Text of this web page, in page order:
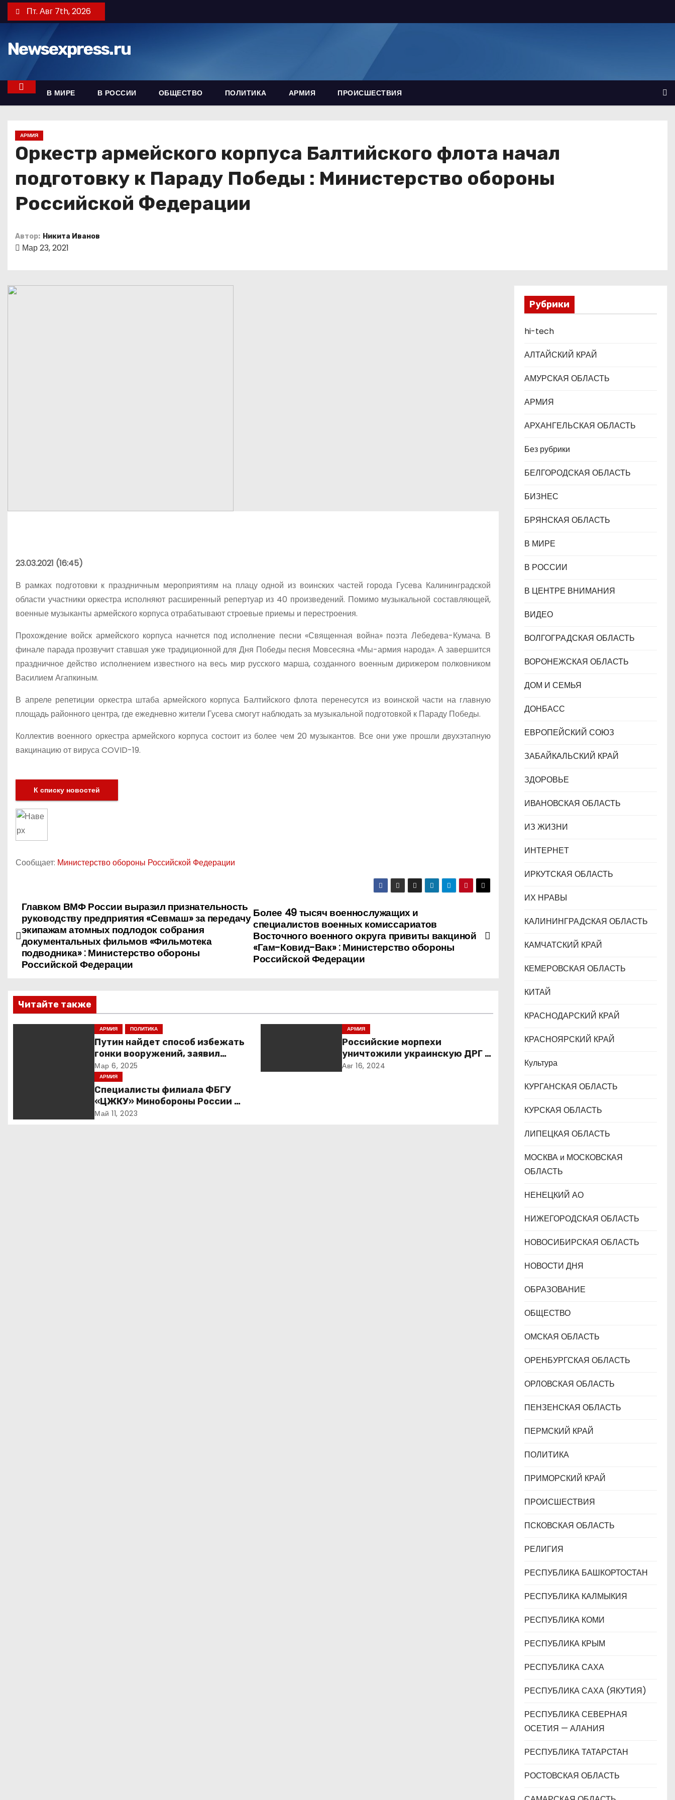
е
к
Пт. Авг 7th, 2026
Newsexpress.ru
В МИРЕ В РОССИИ ОБЩЕСТВО ПОЛИТИКА АРМИЯ ПРОИСШЕСТВИЯ
АРМИЯ
Оркестр армейского корпуса Балтийского флота начал
подготовку к Параду Победы : Министерство обороны
Российской Федерации
Автор: Никита Иванов
Мар 23, 2021
23.03.2021 (16:45)
В рамках подготовки к праздничным мероприятиям на плацу одной из воинских частей города Гусева Калининградской
области участники оркестра исполняют расширенный репертуар из 40 произведений. Помимо музыкальной составляющей,
военные музыканты армейского корпуса отрабатывают строевые приемы и перестроения.
Прохождение войск армейского корпуса начнется под исполнение песни «Священная война» поэта Лебедева-Кумача. В
финале парада прозвучит ставшая уже традиционной для Дня Победы песня Мовсесяна «Мы-армия народа». А завершится
праздничное действо исполнением известного на весь мир русского марша, созданного военным дирижером полковником
Василием Агапкиным.
В апреле репетиции оркестра штаба армейского корпуса Балтийского флота перенесутся из воинской части на главную
площадь районного центра, где ежедневно жители Гусева смогут наблюдать за музыкальной подготовкой к Параду Победы.
Коллектив военного оркестра армейского корпуса состоит из более чем 20 музыкантов. Все они уже прошли двухэтапную
вакцинацию от вируса COVID-19.
К списку новостей
Сообщает: Министерство обороны Российской Федерации
Н
а
в
и
г
а
о
Более 49 тысяч военнослужащих и
специалистов военных комиссариатов
Восточного военного округа привиты вакциной
«Гам-Ковид-Вак» : Министерство обороны
Российской Федерации
Главком ВМФ России выразил признательность
руководству предприятия «Севмаш» за передачу
экипажам атомных подлодок собрания
документальных фильмов «Фильмотека
подводника» : Министерство обороны
Российской Федерации
Читайте также
АРМИЯ ПОЛИТИКА
Путин найдет способ избежать
гонки вооружений, заявил
пресс-секретарь
Мар 6, 2025
АРМИЯ
Российские морпехи
уничтожили украинскую ДРГ в
Курской области
Авг 16, 2024
АРМИЯ
Специалисты филиала ФБГУ
«ЦЖКУ» Минобороны России по
ЦВО переведены в режим
Май 11, 2023
Рубрики
hi-tech
АЛТАЙСКИЙ КРАЙ
АМУРСКАЯ ОБЛАСТЬ
АРМИЯ
АРХАНГЕЛЬСКАЯ ОБЛАСТЬ
Без рубрики
БЕЛГОРОДСКАЯ ОБЛАСТЬ
БИЗНЕС
БРЯНСКАЯ ОБЛАСТЬ
В МИРЕ
В РОССИИ
В ЦЕНТРЕ ВНИМАНИЯ
ВИДЕО
ВОЛГОГРАДСКАЯ ОБЛАСТЬ
ВОРОНЕЖСКАЯ ОБЛАСТЬ
ДОМ И СЕМЬЯ
ДОНБАСС
ЕВРОПЕЙСКИЙ СОЮЗ
ЗАБАЙКАЛЬСКИЙ КРАЙ
ЗДОРОВЬЕ
ИВАНОВСКАЯ ОБЛАСТЬ
ИЗ ЖИЗНИ
ИНТЕРНЕТ
ИРКУТСКАЯ ОБЛАСТЬ
ИХ НРАВЫ
КАЛИНИНГРАДCКАЯ ОБЛАСТЬ
КАМЧАТСКИЙ КРАЙ
КЕМЕРОВСКАЯ ОБЛАСТЬ
КИТАЙ
КРАСНОДАРСКИЙ КРАЙ
КРАСНОЯРСКИЙ КРАЙ
Культура
КУРГАНСКАЯ ОБЛАСТЬ
КУРСКАЯ ОБЛАСТЬ
ЛИПЕЦКАЯ ОБЛАСТЬ
МОСКВА и МОСКОВСКАЯ
ОБЛАСТЬ
НЕНЕЦКИЙ АО
НИЖЕГОРОДСКАЯ ОБЛАСТЬ
НОВОСИБИРСКАЯ ОБЛАСТЬ
НОВОСТИ ДНЯ
ОБРАЗОВАНИЕ
ОБЩЕСТВО
ОМСКАЯ ОБЛАСТЬ
ОРЕНБУРГСКАЯ ОБЛАСТЬ
ОРЛОВСКАЯ ОБЛАСТЬ
ПЕНЗЕНСКАЯ ОБЛАСТЬ
ПЕРМСКИЙ КРАЙ
ПОЛИТИКА
ПРИМОРСКИЙ КРАЙ
ПРОИСШЕСТВИЯ
ПСКОВСКАЯ ОБЛАСТЬ
РЕЛИГИЯ
РЕСПУБЛИКА БАШКОРТОСТАН
РЕСПУБЛИКА КАЛМЫКИЯ
РЕСПУБЛИКА КОМИ
РЕСПУБЛИКА КРЫМ
РЕСПУБЛИКА САХА
РЕСПУБЛИКА САХА (ЯКУТИЯ)
РЕСПУБЛИКА СЕВЕРНАЯ
ОСЕТИЯ — АЛАНИЯ
РЕСПУБЛИКА ТАТАРСТАН
РОСТОВСКАЯ ОБЛАСТЬ